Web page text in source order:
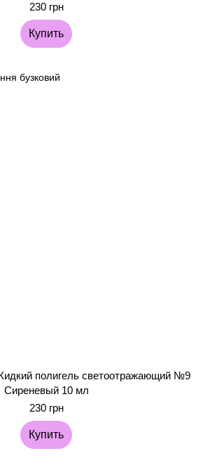
230 грн
Купить
полигель светоотражающий №9
Сиреневый 10 мл
230 грн
Купить